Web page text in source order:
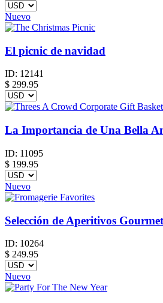
Nuevo
El picnic de navidad
ID: 12141
$ 299.95
La Importancia de Una Bella
ID: 11095
$ 199.95
Nuevo
Selección de Aperitivos Gourmet
ID: 10264
$ 249.95
Nuevo